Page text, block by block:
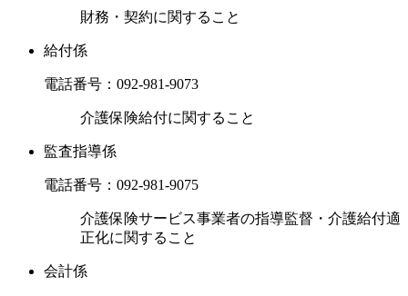
財務・契約に関すること
給付係
電話番号： 092-981-9073
介護保険給付に関すること
監査指導係
電話番号： 092-981-9075
介護保険サービス事業者の指導監督・介護給付適
正化に関すること
会計係